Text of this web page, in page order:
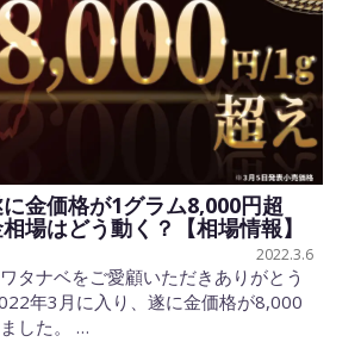
金価格が1グラム8,000円超
場はどう動く？【相場情報】
2022.3.6
タナベをご愛顧いただきありがとう
年3月に入り、遂に金価格が8,000
した。 …